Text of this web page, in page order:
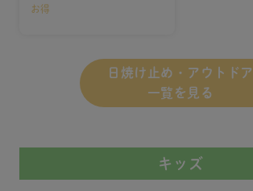
お得
日焼け止め・アウトドア
一覧を見る
キッズ